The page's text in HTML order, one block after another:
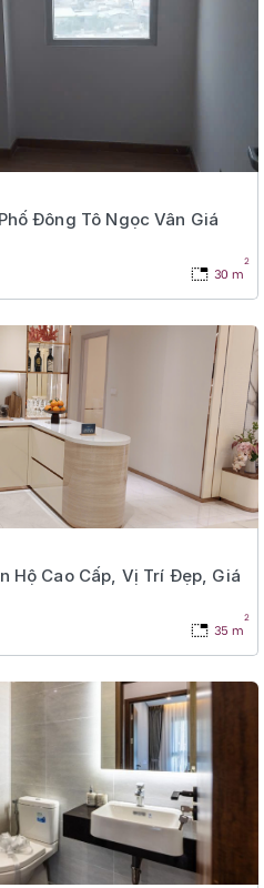
Đông Tô Ngọc Vân Giá
30 m
2
Hộ Cao Cấp, Vị Trí Đẹp, Giá
35 m
2